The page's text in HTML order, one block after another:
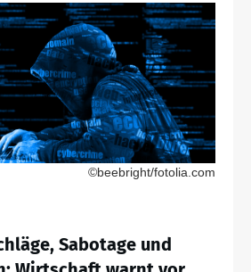
©beebright/fotolia.com
Sabotage und